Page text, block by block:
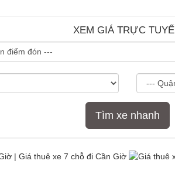
XEM GIÁ TRỰC
Tìm xe nhanh